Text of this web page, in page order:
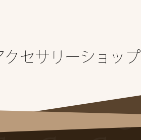
セサリーショップ